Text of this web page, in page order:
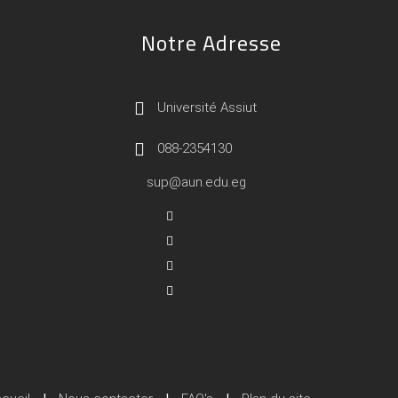
Notre Adresse
Université Assiut
088-2354130
sup@aun.edu.eg